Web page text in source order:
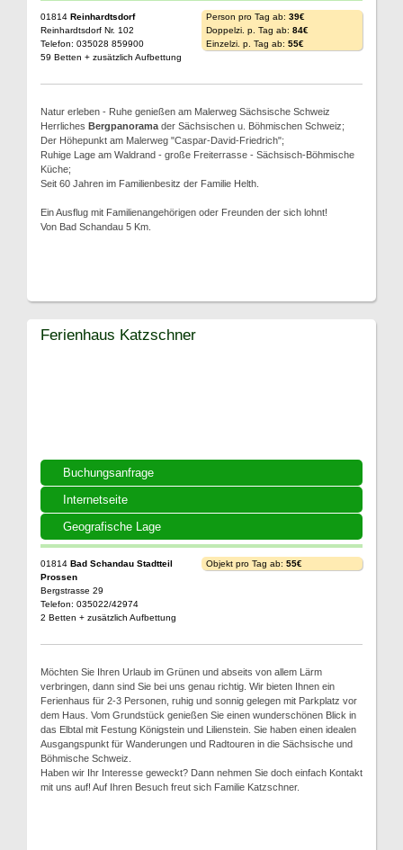
01814 Reinhardtsdorf
Reinhardtsdorf Nr. 102
Telefon: 035028 859900
59 Betten + zusätzlich Aufbettung
Person pro Tag ab: 39€
Doppelzi. p. Tag ab: 84€
Einzelzi. p. Tag ab: 55€
Natur erleben - Ruhe genießen am Malerweg Sächsische Schweiz
Herrliches Bergpanorama der Sächsischen u. Böhmischen Schweiz;
Der Höhepunkt am Malerweg "Caspar-David-Friedrich";
Ruhige Lage am Waldrand - große Freiterrasse - Sächsisch-Böhmische
Küche;
Seit 60 Jahren im Familienbesitz der Familie Helth.
Ein Ausflug mit Familienangehörigen oder Freunden der sich lohnt!
Von Bad Schandau 5 Km.
Buchungsanfrage
Internetseite
Geografische Lage
Ferienhaus Katzschner
01814 Bad Schandau Stadtteil
Prossen
Bergstrasse 29
Telefon: 035022/42974
2 Betten + zusätzlich Aufbettung
Objekt pro Tag ab: 55€
Möchten Sie Ihren Urlaub im Grünen und abseits von allem Lärm
verbringen, dann sind Sie bei uns genau richtig. Wir bieten Ihnen ein
Ferienhaus für 2-3 Personen, ruhig und sonnig gelegen mit Parkplatz vor
dem Haus. Vom Grundstück genießen Sie einen wunderschönen Blick in
das Elbtal mit Festung Königstein und Lilienstein. Sie haben einen idealen
Ausgangspunkt für Wanderungen und Radtouren in die Sächsische und
Böhmische Schweiz.
Haben wir Ihr Interesse geweckt? Dann nehmen Sie doch einfach Kontakt
mit uns auf! Auf Ihren Besuch freut sich Familie Katzschner.